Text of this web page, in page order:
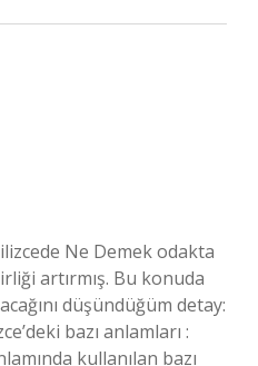
Ne Demek odakta
artırmış. Bu konuda
düşündüğüm detay:
bazı anlamları :
kullanılan bazı